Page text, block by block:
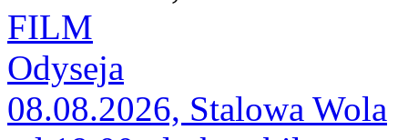
FILM
Odyseja
08.08.2026, Stalowa Wola